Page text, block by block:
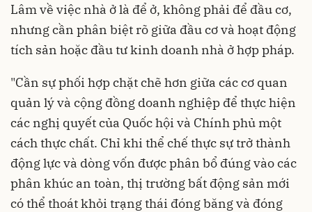
Lâm về việc nhà ở là để ở, không phải để đầu cơ,
nhưng cần phân biệt rõ giữa đầu cơ và hoạt động
tích sản hoặc đầu tư kinh doanh nhà ở hợp pháp.
"Cần sự phối hợp chặt chẽ hơn giữa các cơ quan
quản lý và cộng đồng doanh nghiệp để thực hiện
các nghị quyết của Quốc hội và Chính phủ một
cách thực chất. Chỉ khi thể chế thực sự trở thành
động lực và dòng vốn được phân bổ đúng vào các
phân khúc an toàn, thị trường bất động sản mới
có thể thoát khỏi trạng thái đóng băng và đóng